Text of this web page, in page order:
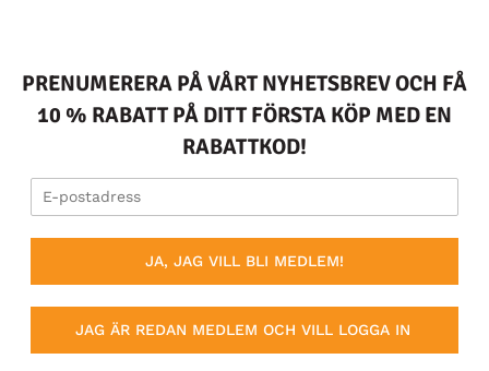
PRENUMERERA PÅ VÅRT NYHETSBREV OCH FÅ
10 % RABATT PÅ DITT FÖRSTA KÖP MED EN
RABATTKOD!
JA, JAG VILL BLI MEDLEM!
JAG ÄR REDAN MEDLEM OCH VILL LOGGA IN